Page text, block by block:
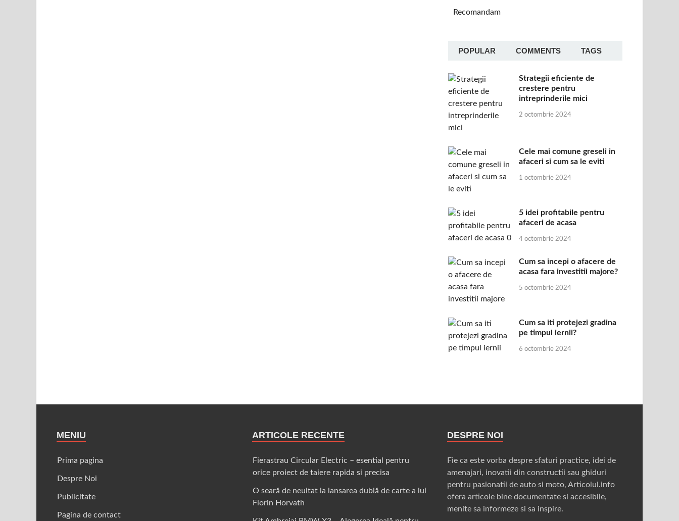
Recomandam
POPULAR COMMENTS TAGS
Strategii eficiente de
crestere pentru
intreprinderile mici
2 octombrie 2024
Cele mai comune greseli in
afaceri si cum sa le eviti
1 octombrie 2024
5 idei profitabile pentru
afaceri de acasa
4 octombrie 2024
Cum sa incepi o afacere de
acasa fara investitii majore?
5 octombrie 2024
Cum sa iti protejezi gradina
pe timpul iernii?
6 octombrie 2024
MENIU
Prima pagina
Despre Noi
Publicitate
Pagina de contact
ARTICOLE RECENTE
Fierastrau Circular Electric – esential pentru
orice proiect de taiere rapida si precisa
O seară de neuitat la lansarea dublă de carte a lui
Florin Horvath
DESPRE NOI
Fie ca este vorba despre sfaturi practice, idei de
amenajari, inovatii din constructii sau ghiduri
pentru pasionatii de auto si moto, Articolul.info
ofera articole bine documentate si accesibile,
menite sa informeze si sa inspire.